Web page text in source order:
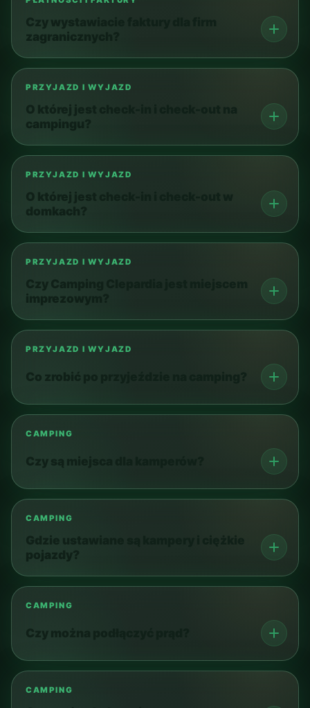
Czy wystawiacie faktury dla firm
zagranicznych?
PRZYJAZD I WYJAZD
O której jest check-in i check-out na
campingu?
PRZYJAZD I WYJAZD
O której jest check-in i check-out w
domkach?
PRZYJAZD I WYJAZD
Czy Camping Clepardia jest miejscem
imprezowym?
PRZYJAZD I WYJAZD
Co zrobić po przyjeździe na camping?
CAMPING
Czy są miejsca dla kamperów?
CAMPING
Gdzie ustawiane są kampery i ciężkie
pojazdy?
CAMPING
Czy można podłączyć prąd?
CAMPING